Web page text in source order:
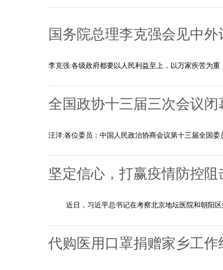
国务院总理李克强会见中外
李克强:各级政府都要以人民利益至上，以万家疾苦为
全国政协十三届三次会议闭
汪洋:各位委员：中国人民政治协商会议第十三届全国
坚定信心，打赢疫情防控阻
近日，习近平总书记在考察北京地坛医院和朝阳区
代购医用口罩捐赠家乡工作